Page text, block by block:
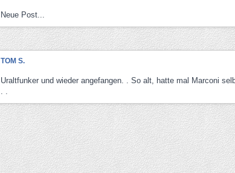
Neue Post...
TOM S.
Uraltfunker und wieder angefangen. . So alt, hatte mal Marconi